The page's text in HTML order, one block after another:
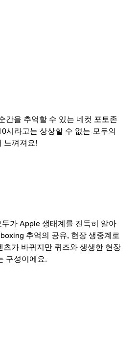
간을 추억할 수 있는 네컷 포토존
시라고는 상상할 수 없는 모두의
느껴져요!
가 Apple 생태계를 진득히 알아
추억의 공유, 현장 생중계로
츠가 바뀌지만 퀴즈와 생생한 현장
구성이에요.